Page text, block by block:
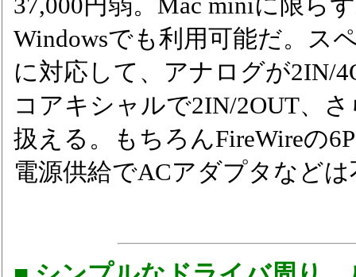
Windowsでも利用可能だ。ス
に対応して、アナログが2IN/
コアキシャルで2IN/2OUT、
扱える。もちろんFireWireの
電源供給でACアダプタなど